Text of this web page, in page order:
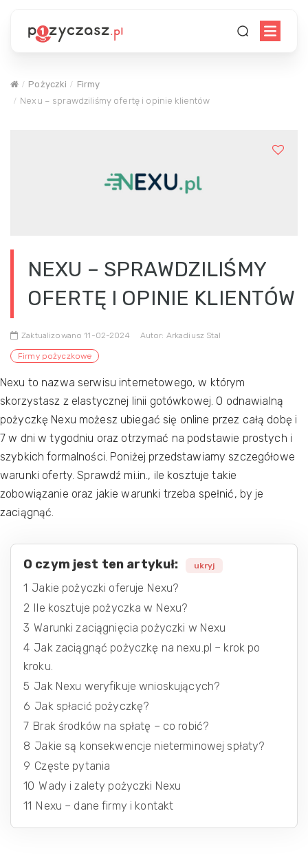
Pożyczki
Firmy
Nexu – sprawdziliśmy ofertę i opinie klientów
NEXU – SPRAWDZILIŚMY
OFERTĘ I OPINIE KLIENTÓW
Zaktualizowano 11-02-2024 Autor: Arkadiusz Stal
Firmy pożyczkowe
Nexu to nazwa serwisu internetowego, w którym
skorzystasz z elastycznej linii gotówkowej. O odnawialną
pożyczkę Nexu możesz ubiegać się online przez całą dobę i
7 w dni w tygodniu oraz otrzymać na podstawie prostych i
szybkich formalności. Poniżej przedstawiamy szczegółowe
warunki oferty. Sprawdź mi.in., ile kosztuje takie
zobowiązanie oraz jakie warunki trzeba spełnić, by je
zaciągnąć.
O czym jest ten artykuł: ukryj
1 Jakie pożyczki oferuje Nexu?
2 Ile kosztuje pożyczka w Nexu?
3 Warunki zaciągnięcia pożyczki w Nexu
4 Jak zaciągnąć pożyczkę na nexu.pl – krok po
kroku.
5 Jak Nexu weryfikuje wnioskujących?
6 Jak spłacić pożyczkę?
7 Brak środków na spłatę – co robić?
8 Jakie są konsekwencje nieterminowej spłaty?
9 Częste pytania
10 Wady i zalety pożyczki Nexu
11 Nexu – dane firmy i kontakt